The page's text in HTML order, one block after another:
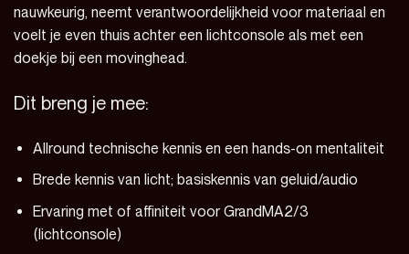
nauwkeurig, neemt verantwoordelijkheid voor materiaal en
voelt je even thuis achter een lichtconsole als met een
doekje bij een movinghead.
Dit breng je mee:
Allround technische kennis en een hands-on mentaliteit
Brede kennis van licht; basiskennis van geluid/audio
Ervaring met of affiniteit voor GrandMA2/3
(lichtconsole)